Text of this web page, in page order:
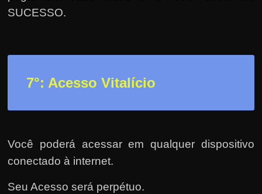
SUCESSO.
7°: Acesso Vitalício
Você poderá acessar em qualquer dispositivo
conectado à internet.
Seu Acesso será perpétuo.